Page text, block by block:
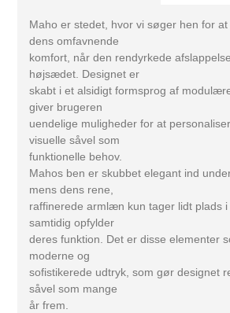
Maho er stedet, hvor vi søger hen for
dens omfavnende
komfort, når den rendyrkede
højsædet. Designet er
skabt i et alsidigt formsprog af
giver brugeren
uendelige muligheder for at
visuelle såvel som
funktionelle behov.
Mahos ben er skubbet elegant ind
mens dens rene,
raffinerede armlæn kun tager lidt plads i
samtidig opfylder
deres funktion. Det er disse elementer
moderne og
sofistikerede udtryk, som gør designet
såvel som mange
år frem.